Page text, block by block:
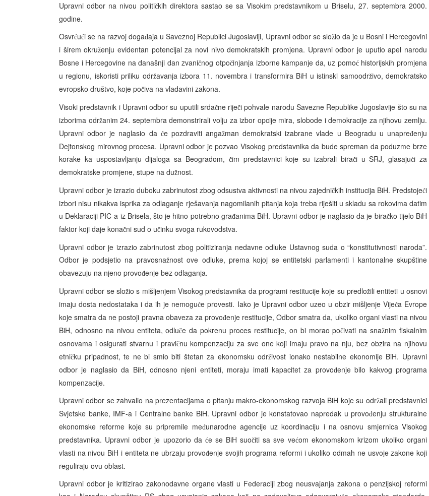
Upravni odbor na nivou političkih direktora sastao se sa Visokim predstavnikom u Briselu, 27. septembra 2000.
godine.
Osvrćući se na razvoj događaja u Saveznoj Republici Jugoslaviji, Upravni odbor se složio da je u Bosni i Hercegovini
i širem okruženju evidentan potencijal za novi nivo demokratskih promjena. Upravni odbor je uputio apel narodu
Bosne i Hercegovine na današnji dan zvaničnog otpočinjanja izborne kampanje da, uz pomoćhistorijskih promjena
u regionu, iskoristi priliku održavanja izbora 11. novembra i transformira BiH u istinski samoodrživo, demokratsko
evropsko društvo, koje počiva na vladavini zakona.
Visoki predstavnik i Upravni odbor su uputili srdačne riječi pohvale narodu Savezne Republike Jugoslavije što su na
izborima održanim 24. septembra demonstrirali volju za izbor opcije mira, slobode i demokracije za njihovu zemlju.
Upravni odbor je naglasio da će pozdraviti angažman demokratski izabrane vlade u Beogradu u unapređenju
Dejtonskog mirovnog procesa. Upravni odbor je pozvao Visokog predstavnika da bude spreman da poduzme brze
korake ka uspostavljanju dijaloga sa Beogradom, čim predstavnici koje su izabrali birači u SRJ, glasajući za
demokratske promjene, stupe na dužnost.
Upravni odbor je izrazio duboku zabrinutost zbog odsustva aktivnosti na nivou zajedničkih institucija BiH. Predstojeći
izbori nisu nikakva isprika za odlaganje rješavanja nagomilanih pitanja koja treba riješiti u skladu sa rokovima datim
u Deklaraciji PIC-a iz Brisela, što je hitno potrebno građanima BiH. Upravni odbor je naglasio da je biračko tijelo BiH
faktor koji daje konačni sud o učinku svoga rukovodstva.
Upravni odbor je izrazio zabrinutost zbog politiziranja nedavne odluke Ustavnog suda o “konstitutivnosti naroda”.
Odbor je podsjetio na pravosnažnost ove odluke, prema kojoj se entitetski parlamenti i kantonalne skupštine
obavezuju na njeno provođenje bez odlaganja.
Upravni odbor se složio s mišljenjem Visokog predstavnika da programi restitucije koje su predložili entiteti u osnovi
imaju dosta nedostataka i da ih je nemoguće provesti. Iako je Upravni odbor uzeo u obzir mišljenje Vijeća Evrope
koje smatra da ne postoji pravna obaveza za provođenje restitucije, Odbor smatra da, ukoliko organi vlasti na nivou
BiH, odnosno na nivou entiteta, odluče da pokrenu proces restitucije, on bi morao počivati na snažnim fiskalnim
osnovama i osigurati stvarnu i pravičnu kompenzaciju za sve one koji imaju pravo na nju, bez obzira na njihovu
etničku pripadnost, te ne bi smio biti štetan za ekonomsku održivost ionako nestabilne ekonomije BiH. Upravni
odbor je naglasio da BiH, odnosno njeni entiteti, moraju imati kapacitet za provođenje bilo kakvog programa
kompenzacije.
Upravni odbor se zahvalio na prezentacijama o pitanju makro-ekonomskog razvoja BiH koje su održali predstavnici
Svjetske banke, IMF-a i Centralne banke BiH. Upravni odbor je konstatovao napredak u provođenju strukturalne
ekonomske reforme koje su pripremile međunarodne agencije uz koordinaciju i na osnovu smjernica Visokog
predstavnika. Upravni odbor je upozorio da će se BiH suočiti sa sve većom ekonomskom krizom ukoliko organi
vlasti na nivou BiH i entiteta ne ubrzaju provođenje svojih programa reformi i ukoliko odmah ne usvoje zakone koji
reguliraju ovu oblast.
Upravni odbor je kritizirao zakonodavne organe vlasti u Federaciji zbog neusvajanja zakona o penzijskoj reformi